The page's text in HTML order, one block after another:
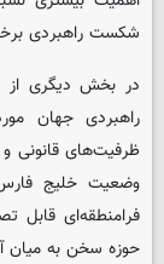
شکست راهبردی
در بخش دیگری از
راهبردی جهان
ظرفیت‌های قانونی
وضعیت خلیج
فرامنطقه‌ای قابل
حوزه سخن به میان